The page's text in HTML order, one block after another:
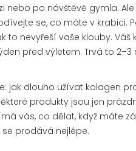
nebo po návštěvě gymla.
se, co máte v krabici.
nevyřeší vaše klouby. Váš
před výletem. Trvá to
jak dlouho užívat kolagen
produkty jsou jen
vás, co dělat, když máte
prodává nejlépe.